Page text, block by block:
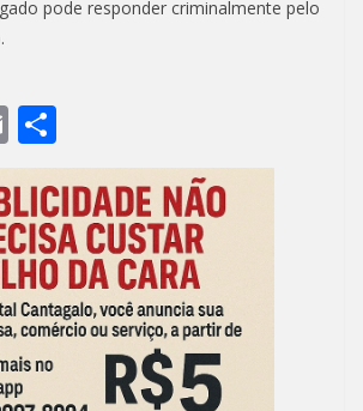
pode responder criminalmente pelo
E
m
ai
l
h
ar
e